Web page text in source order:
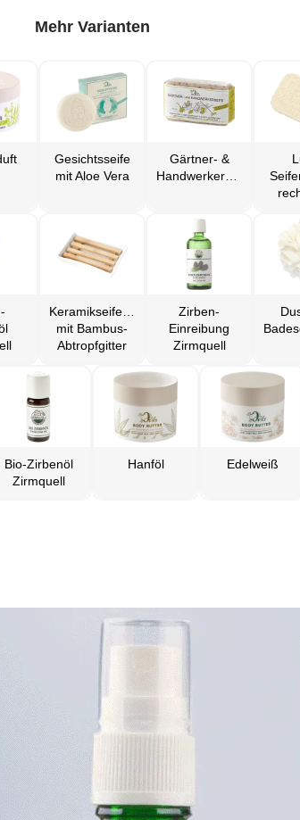
Mehr Varianten
Gesichtsseife
mit Aloe Vera
Gärtner- &
Keramikseifenschale
mit Bambus-
Abtropfgitter
Zirben-
Einreibung
Zirmquell
Bio-Zirbenöl
Zirmquell
Hanföl Edelweiß
von Ovis Schafmilchseife mit
echtem Bio-Zirbenöl aus
und wirkt ausgleichend - vor
enthält 1 Stück mit 100